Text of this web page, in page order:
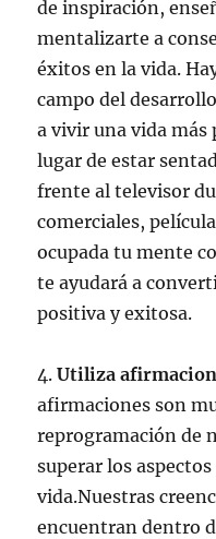
de inspiración,
mentalizarte a
éxitos en la vida.
campo del
a vivir una vida
lugar de estar
frente al televisor
comerciales,
ocupada tu mente
te ayudará a
positiva y exitosa.
4.Utiliza
afirmaciones son
reprogramación de
superar los
vida.Nuestras
encuentran dentro